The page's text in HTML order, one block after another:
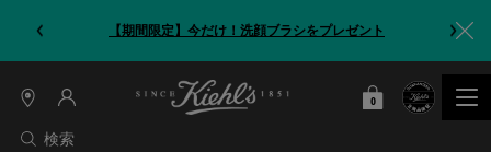
【期間限定】今だけ！洗顔ブラシをプレゼント
検索
店
情
カート
0
0 カート内の製品